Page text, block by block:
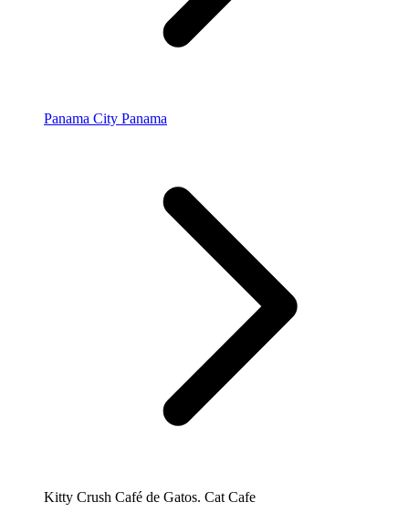
Panama City Panama
Kitty Crush Café de Gatos. Cat Cafe